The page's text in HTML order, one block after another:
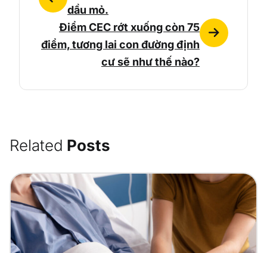
dầu mỏ.
Điểm CEC rớt xuống còn 75
điểm, tương lai con đường định
cư sẽ như thế nào?
Related Posts